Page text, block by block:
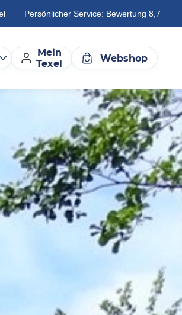
Persönlicher Service: Bewertung 8,7
Mein
Texel
Webshop